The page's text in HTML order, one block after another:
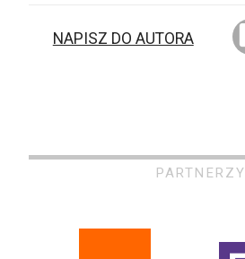
NAPISZ DO AUTORA
PARTNERZY